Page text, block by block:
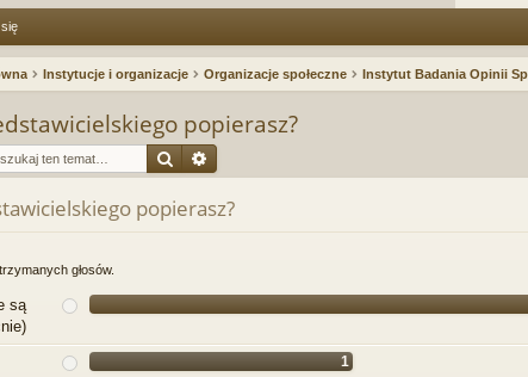
Instytucje i organizacje Organizacje społeczne Instytut Badania Opinii
popierasz?
Szukaj
popierasz?
głosów.
są
1